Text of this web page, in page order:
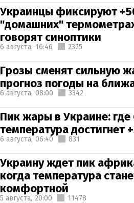
Украинцы фиксируют
"домашних"
говорят синоптики
6 августа, 16:46 2325
Грозы сменят сильную
прогноз погоды на
6 августа, 08:00 3342
Пик жары в Украине: где
температура достигнет
6 августа, 06:40 831
Украину ждет пик
когда температура
комфортной
5 августа, 20:00 11478